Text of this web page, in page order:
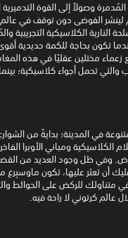
وصولاً إلى القوة
لينشر الفوضى دون توقف في
النارية الكلاسيكية التجريبية
تكون بحاجة للكمة حديدية
مختلين عقليًا في هذه
تحمل أجواء كلاسيكية؛ بينما
في المدينة؛ بدايةً من
الكلاسيكية ومباني الأوبرا
وفي ظل وجود العديد من
أن تعثر عليها، تكون ماوسبِرغ
متناولك للركض على الحوائط
عالم كرتوني لا راحة فيه.